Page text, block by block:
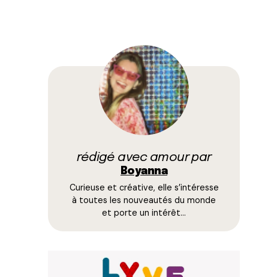
rédigé avec amour par
Boyanna
Curieuse et créative, elle s’intéresse
à toutes les nouveautés du monde
et porte un intérêt…